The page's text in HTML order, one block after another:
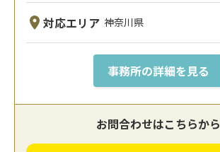
対応エリア 神奈川県
事務所の詳細を見る
お問合わせはこちらから